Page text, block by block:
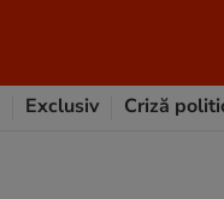
Exclusiv Criză